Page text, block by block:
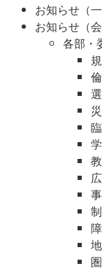
お知らせ（
お知らせ（
各部・